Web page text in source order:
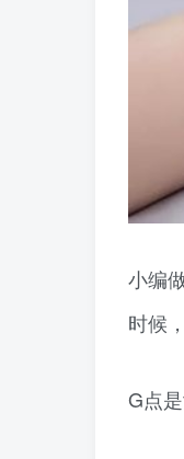
小编
时候
G点